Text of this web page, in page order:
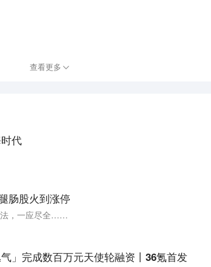
查看更多
代
肠股火到涨停
法，一应尽全……
」完成数百万元天使轮融资丨36氪首发